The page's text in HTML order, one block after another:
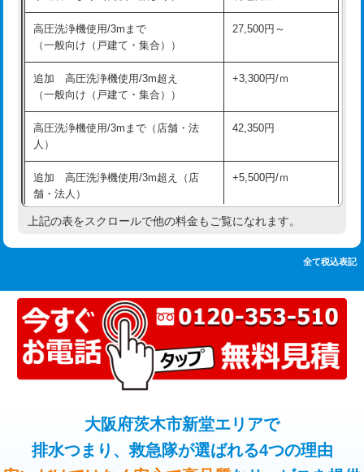
追加人工 16,500円
廃棄・処分 現場見積
※給水管工事は20mmまでの価格です。
持込商品取付（混合水栓）
持込商品取付（浄水器・分岐水栓） 16,500円
業）
排水管工事（追加 排水管工事/3ｍ超
え）
マス交換（土の掘削・埋め戻し作業） 11,000円~
マス交換（深さ50㎝以上） 66,000円
コンクリート斫り（厚さ10㎝まで） 27,500円
コンクリート斫り（厚さ10㎝超え） 38,500円
モルタル補修（厚さ10㎝まで） 27,500円
モルタル補修（厚さ10㎝超え） 38,500円
高圧洗浄機使用/3mまで
（一般向け（戸建て・集合））
27,500円～
追加 高圧洗浄機使用/3m超え
（一般向け（戸建て・集合））
+3,300円/ｍ
高圧洗浄機使用/3mまで（店舗・法
人）
42,350円
追加 高圧洗浄機使用/3m超え（店
舗・法人）
+5,500円/ｍ
高度高圧洗浄換 現地調査
トーラー機使用/3mまで 33,000円
追加トーラー機使用/3m超え +3,300円
カメラ調査 33,000円
止水・漏水調査・防水処理・清掃・修
理・調整・分解・加工など（軽作業）
11,000円
上記の表をスクロールで他の料金もご覧になれます。
全て税込表記
大阪府茨木市新堂エリアで
排水つまり、救急隊が選ばれる4つの理由